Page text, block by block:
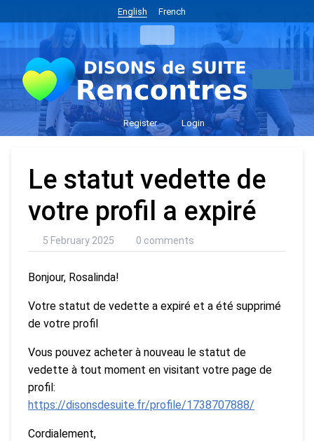
English French
Register Login
Le statut vedette de
votre profil a expiré
5 February 2025 0 comments
Bonjour, Rosalinda!
Votre statut de vedette a expiré et a été supprimé
de votre profil
Vous pouvez acheter à nouveau le statut de
vedette à tout moment en visitant votre page de
profil:
https://disonsdesuite.fr/profile/1738707888/
Cordialement,